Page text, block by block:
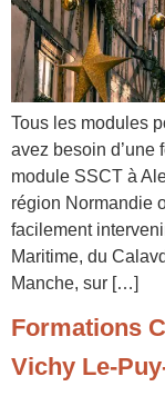
Tous les modules
avez besoin d’une
module SSCT à
région Normandie
facilement
Maritime, du
Manche, sur […]
Formations
Vichy Le-